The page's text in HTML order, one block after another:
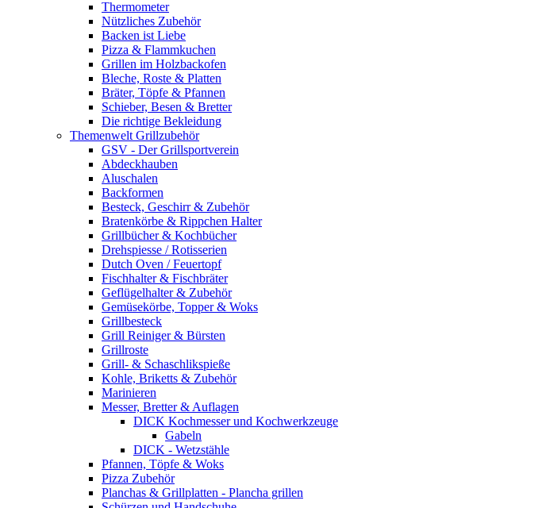
Thermometer
Nützliches Zubehör
Backen ist Liebe
Pizza & Flammkuchen
Grillen im Holzbackofen
Bleche, Roste & Platten
Bräter, Töpfe & Pfannen
Schieber, Besen & Bretter
Die richtige Bekleidung
Themenwelt Grillzubehör
GSV - Der Grillsportverein
Abdeckhauben
Aluschalen
Backformen
Besteck, Geschirr & Zubehör
Bratenkörbe & Rippchen Halter
Grillbücher & Kochbücher
Drehspiesse / Rotisserien
Dutch Oven / Feuertopf
Fischhalter & Fischbräter
Geflügelhalter & Zubehör
Gemüsekörbe, Topper & Woks
Grillbesteck
Grill Reiniger & Bürsten
Grillroste
Grill- & Schaschlikspieße
Kohle, Briketts & Zubehör
Marinieren
Messer, Bretter & Auflagen
DICK Kochmesser und Kochwerkzeuge
Gabeln
DICK - Wetzstähle
Pfannen, Töpfe & Woks
Pizza Zubehör
Planchas & Grillplatten - Plancha grillen